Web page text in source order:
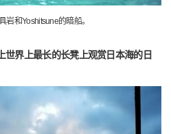
和Yoshitsune的暗船。
世界上最长的长凳上观赏日本海的日